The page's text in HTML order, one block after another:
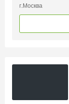
г.Москва